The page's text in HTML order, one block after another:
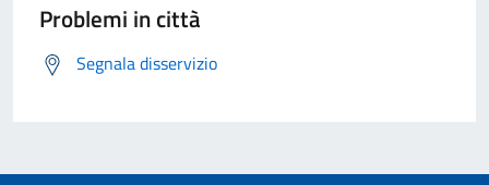
Problemi in città
Segnala disservizio